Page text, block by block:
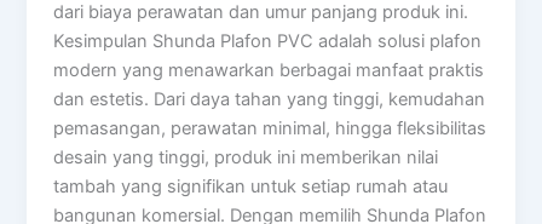
dari biaya perawatan dan umur panjang produk ini.
Kesimpulan Shunda Plafon PVC adalah solusi plafon
modern yang menawarkan berbagai manfaat praktis
dan estetis. Dari daya tahan yang tinggi, kemudahan
pemasangan, perawatan minimal, hingga fleksibilitas
desain yang tinggi, produk ini memberikan nilai
tambah yang signifikan untuk setiap rumah atau
bangunan komersial. Dengan memilih Shunda Plafon